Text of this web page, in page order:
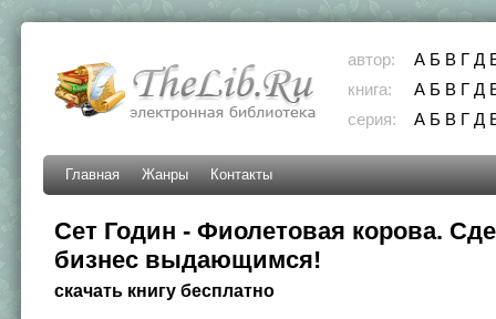
автор: А Б В Г Д
книга:
А Б В Г Д
серия:
А Б В Г Д
Главная Жанры Контакты
Сет Годин - Фиолетовая корова.
бизнес выдающимся!
скачать книгу бесплатно